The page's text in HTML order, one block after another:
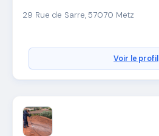
29 Rue de Sarre, 57070 Metz
Voir le profil